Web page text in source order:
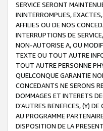
SERVICE SERONT
ININTERROMPUES,
AFFILIES OU DE NOS
INTERRUPTIONS DE
NON-AUTORISE A, OU
TEXTE OU TOUT AUTRE
TOUT AUTRE PERSONNE
QUELCONQUE GARANTIE
CONCEDANTS NE SERONS
DOMMAGES ET INTERETS
D'AUTRES BENEFICES, (Y)
AU PROGRAMME
DISPOSITION DE LA